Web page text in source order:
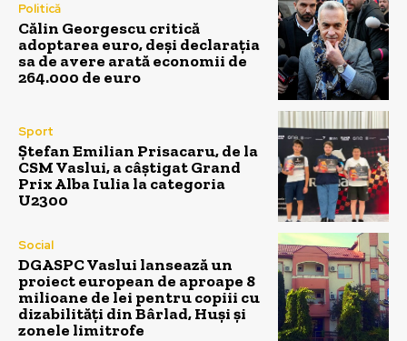
Politică
Călin Georgescu critică
adoptarea euro, deși declarația
sa de avere arată economii de
264.000 de euro
Sport
Ștefan Emilian Prisacaru, de la
CSM Vaslui, a câștigat Grand
Prix Alba Iulia la categoria
U2300
Social
DGASPC Vaslui lansează un
proiect european de aproape 8
milioane de lei pentru copiii cu
dizabilități din Bârlad, Huși și
zonele limitrofe